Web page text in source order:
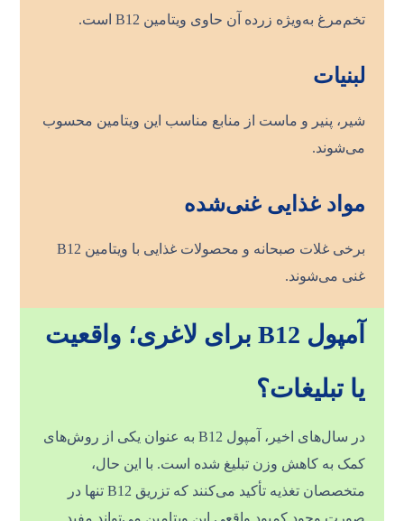
تخم‌مرغ به‌ویژه زرده آن حاوی ویتامین B12 است.
لبنیات
شیر، پنیر و ماست از منابع مناسب این ویتامین محسوب
می‌شوند.
مواد غذایی غنی‌شده
برخی غلات صبحانه و محصولات غذایی با ویتامین B12
غنی می‌شوند.
آمپول B12 برای لاغری؛ واقعیت
یا تبلیغات؟
در سال‌های اخیر، آمپول B12 به عنوان یکی از روش‌های
کمک به کاهش وزن تبلیغ شده است. با این حال،
متخصصان تغذیه تأکید می‌کنند که تزریق B12 تنها در
صورت وجود کمبود واقعی این ویتامین می‌تواند مفید